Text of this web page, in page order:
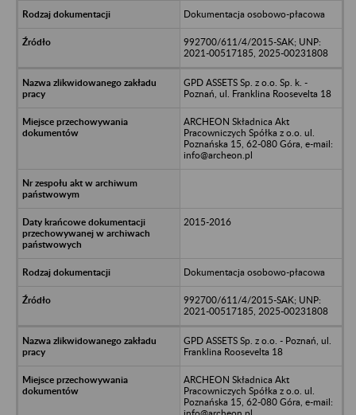
Dokumentacja osobowo-płacowa
992700/611/4/2015-SAK; UNP:
2021-00517185, 2025-00231808
GPD ASSETS Sp. z o.o. Sp. k. -
Poznań, ul. Franklina Roosevelta 18
ARCHEON Składnica Akt
Pracowniczych Spółka z o.o. ul.
Poznańska 15, 62-080 Góra, e-mail:
info@archeon.pl
2015-2016
Dokumentacja osobowo-płacowa
992700/611/4/2015-SAK; UNP:
2021-00517185, 2025-00231808
GPD ASSETS Sp. z o.o. - Poznań, ul.
Franklina Roosevelta 18
ARCHEON Składnica Akt
Pracowniczych Spółka z o.o. ul.
Poznańska 15, 62-080 Góra, e-mail: